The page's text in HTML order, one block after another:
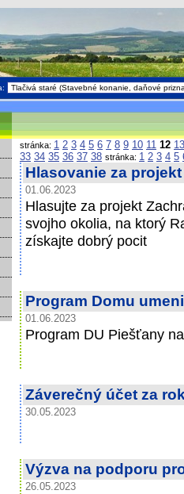
stránka: 1 2 3 4 5 6 7 8 9 10 11 12 13
33 34 35 36 37 38
Hlasovanie za
01.06.2023
Hlasujte za projekt
svojho okolia, na ktorý
získajte dobrý pocit
Program Domu
01.06.2023
Program DU Piešťany
Záverečný účet za
30.05.2023
Výzva na podporu
26.05.2023
stránka: 1 2 3 4 5